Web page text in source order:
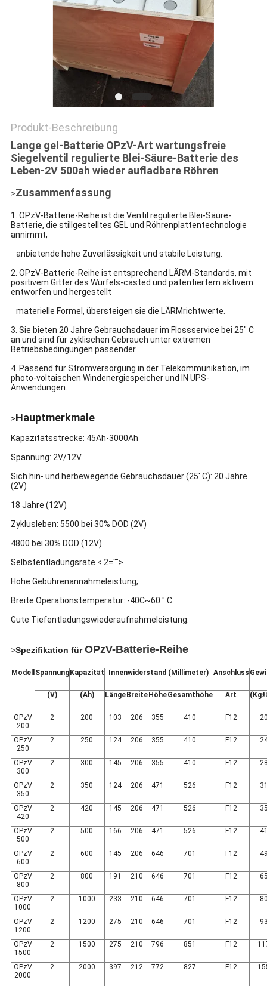
Produkt-Beschreibung
Lange gel-Batterie OPzV-Art wartungsfreie
Siegelventil regulierte Blei-Säure-Batterie des
Leben-2V 500ah wieder aufladbare Röhren
>Zusammenfassung
1. OPzV-Batterie-Reihe ist die Ventil regulierte Blei-Säure-
Batterie, die stillgestelltes GEL und Röhrenplattentechnologie
annimmt,
anbietende hohe Zuverlässigkeit und stabile Leistung.
2. OPzV-Batterie-Reihe ist entsprechend LÄRM-Standards, mit
positivem Gitter des Würfels-casted und patentiertem aktivem
entworfen und hergestellt
materielle Formel, übersteigen sie die LÄRMrichtwerte.
3. Sie bieten 20 Jahre Gebrauchsdauer im Flossservice bei 25" C
an und sind für zyklischen Gebrauch unter extremen
Betriebsbedingungen passender.
4. Passend für Stromversorgung in der Telekommunikation, im
photo-voltaischen Windenergiespeicher und IN UPS-
Anwendungen.
>Hauptmerkmale
Kapazitätsstrecke: 45Ah-3000Ah
Spannung: 2V/12V
Sich hin- und herbewegende Gebrauchsdauer (25' C): 20 Jahre
(2V)
18 Jahre (12V)
Zyklusleben: 5500 bei 30% DOD (2V)
4800 bei 30% DOD (12V)
Selbstentladungsrate < 2="">
Hohe Gebührenannahmeleistung;
Breite Operationstemperatur: -40C~60 " C
Gute Tiefentladungswiederaufnahmeleistung.
>Spezifikation fürOPzV-Batterie-Reihe
Modell Spannung Kapazität Innenwiderstand (Millimeter) Anschluss
(V) (Ah) Länge Breite HöheGesamthöhe Art
OPzV
200
2 200 103 206 355 410 F12
OPzV
250
2 250 124 206 355 410 F12
OPzV
300
2 300 145 206 355 410 F12
OPzV
350
2 350 124 206 471 526 F12
OPzV
420
2 420 145 206 471 526 F12
OPzV
500
2 500 166 206 471 526 F12
OPzV
600
2 600 145 206 646 701 F12
OPzV
800
2 800 191 210 646 701 F12
OPzV
1000
2 1000 233 210 646 701 F12
OPzV
1200
2 1200 275 210 646 701 F12
OPzV
1500
2 1500 275 210 796 851 F12
OPzV
2000
2 2000 397 212 772 827 F12